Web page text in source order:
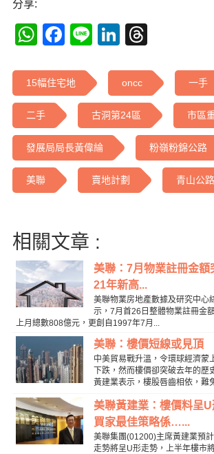
分享:
WhatsApp
Facebook
LineLinkedIn
15幅住宅地 oncc 一手
二手 古洞第24區 市區
發展局局長黃偉綸 粉嶺粉錦公路
美聯 賣地計劃 青山公路
相關文章 :
美聯：7月物業註冊金
21年新高...
美聯物業房地產數據及研究中心
示，7月首26日整體物業註冊金
上月總數808億元，更創自1997年7月...
美聯：樓價短線或見頂
中美貿易戰升溫，令環球經濟蒙
下跌，然而樓價卻突破去年的歷
黃建業表示，樓股唇齒相依，難
美聯黃建業：樓價料呈
買家最佳策略係…...
美聯集團(01200)主席黃建業預
走勢將呈U形走勢，上半年樓市